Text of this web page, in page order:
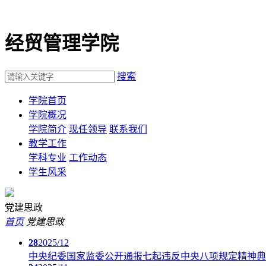
经贸管理学院
搜索
学院首页
学院概况
学院简介 现任领导 联系我们
教学工作
学科专业 工作动态
学生风采
党建思政
首页 党建思政
282025/12
中央纪委国家监委公开通报七起违反中央八项规定精神